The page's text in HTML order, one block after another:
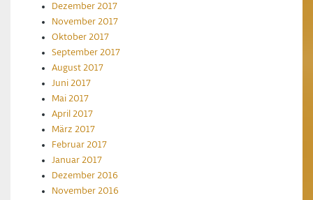
Dezember 2017
November 2017
Oktober 2017
September 2017
August 2017
Juni 2017
Mai 2017
April 2017
März 2017
Februar 2017
Januar 2017
Dezember 2016
November 2016